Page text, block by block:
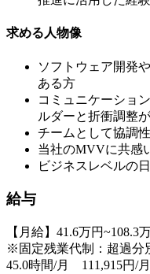
求める人物像
ソフトウェア開発
ある方
コミュニケーショ
ルダーと折衝調整
チームとして協調
当社のMVVに共感
ビジネスレベルの
給与
【月給】41.6万円~108.3
※固定残業代制：超過分
45.0時間/月 111,915円/月